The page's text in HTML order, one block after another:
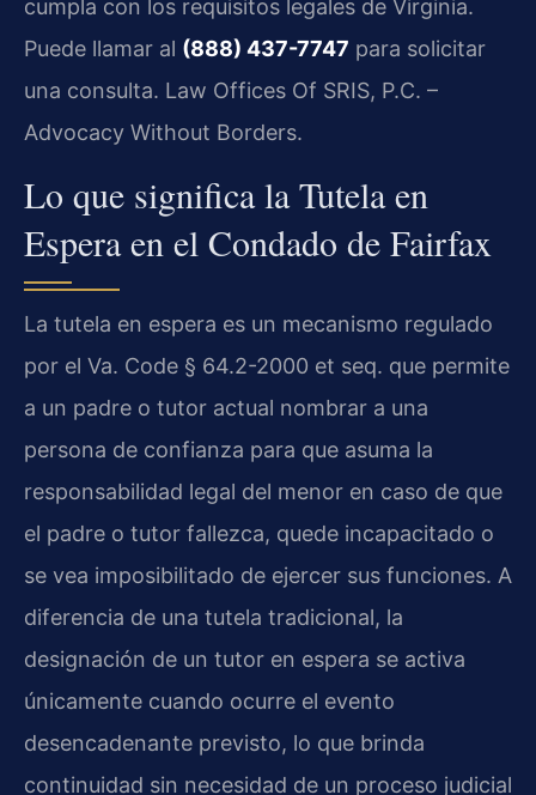
cumpla con los requisitos legales de Virginia.
Puede llamar al (888) 437-7747 para solicitar
una consulta. Law Offices Of SRIS, P.C. –
Advocacy Without Borders.
Lo que significa la Tutela en
Espera en el Condado de Fairfax
La tutela en espera es un mecanismo regulado
por el Va. Code § 64.2-2000 et seq. que permite
a un padre o tutor actual nombrar a una
persona de confianza para que asuma la
responsabilidad legal del menor en caso de que
el padre o tutor fallezca, quede incapacitado o
se vea imposibilitado de ejercer sus funciones. A
diferencia de una tutela tradicional, la
designación de un tutor en espera se activa
únicamente cuando ocurre el evento
desencadenante previsto, lo que brinda
continuidad sin necesidad de un proceso judicial